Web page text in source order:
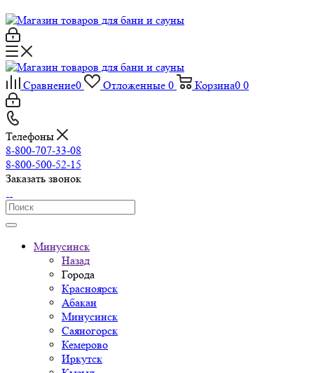
Сравнение0 Отложенные 0 Корзина0 0
Телефоны
8-800-707-33-08
8-800-500-52-15
Заказать звонок
Минусинск
Назад
Города
Красноярск
Абакан
Минусинск
Саяногорск
Кемерово
Иркутск